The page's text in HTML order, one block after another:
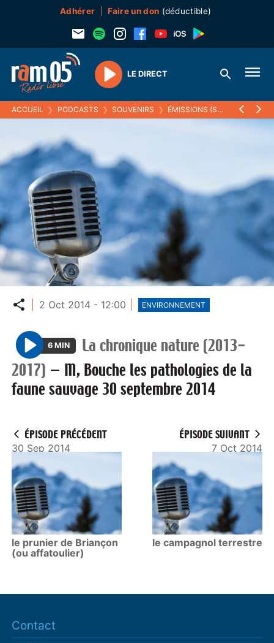
Adhérer Faire un don (déductible)
Play
LE DIRECT
ACCUEIL ❯ PODCASTS ❯ SOUVENIRS ❯ ÉMISSIONS (SOUVENIRS) ❯
Partager
2 Oct 2014 - 12:00 ENVIRONNEMENT
P
l
a
6 MIN
La chronique nature (2013-
2017) — M, Bouche les pathologies de la
faune sauvage 30 septembre 2014
ÉPISODE PRÉCÉDENT
30 Sep 2014
le prunier de Briançon
(ou affatoulier)
ÉPISODE SUIVANT
7 Oct 2014
le campagnol terrestre
Contact